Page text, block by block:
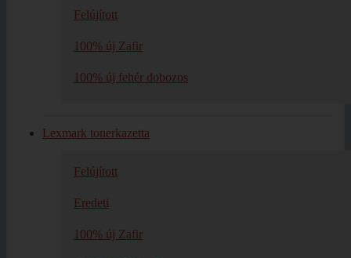
Felújított
100% új Zafir
100% új fehér dobozos
Lexmark tonerkazetta
Felújított
Eredeti
100% új Zafir